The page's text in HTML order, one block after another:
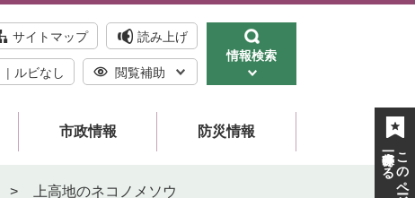
サイトマップ 読み上げ
ルビなし 閲覧補助
情報検索
市政情報 防災情報
> 上高地のネコノメソウ このページを
一時保存する